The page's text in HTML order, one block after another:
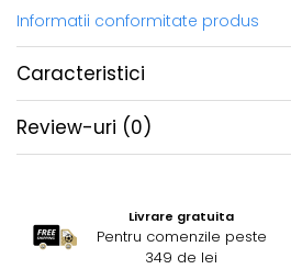
Informatii conformitate produs
Caracteristici
Review-uri (0)
Livrare gratuita
Pentru comenzile peste
349 de lei